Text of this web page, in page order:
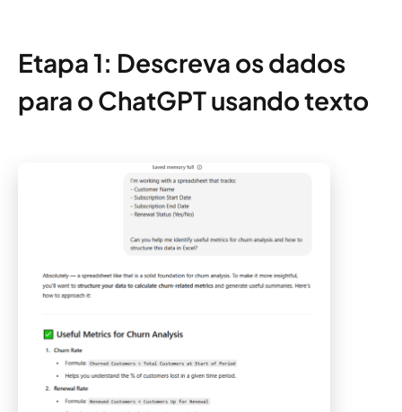
Etapa 1: Descreva os dados
para o ChatGPT usando texto